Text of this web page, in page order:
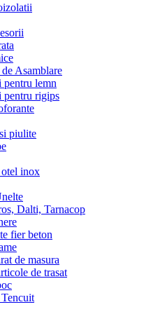
Asamblare
lemn
pentru rigips
piulite
inox
Dalti, Tarnacop
fier beton
de masura
de trasat